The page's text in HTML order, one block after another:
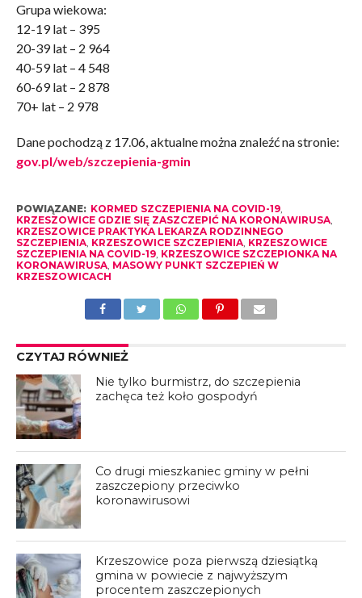
Grupa wiekowa:
12-19 lat – 395
20-39 lat – 2 964
40-59 lat – 4 548
60-69 lat – 2 878
70+ lat – 2 978
Dane pochodzą z 17.06, aktualne można znaleźć na stronie:
gov.pl/web/szczepienia-gmin
POWIĄZANE: KORMED SZCZEPIENIA NA COVID-19,
KRZESZOWICE GDZIE SIĘ ZASZCZEPIĆ NA KORONAWIRUSA,
KRZESZOWICE PRAKTYKA LEKARZA RODZINNEGO
SZCZEPIENIA, KRZESZOWICE SZCZEPIENIA, KRZESZOWICE
SZCZEPIENIA NA COVID-19, KRZESZOWICE SZCZEPIONKA NA
KORONAWIRUSA, MASOWY PUNKT SZCZEPIEŃ W
KRZESZOWICACH
CZYTAJ RÓWNIEŻ
Nie tylko burmistrz, do szczepienia
zachęca też koło gospodyń
Co drugi mieszkaniec gminy w pełni
zaszczepiony przeciwko
koronawirusowi
Krzeszowice poza pierwszą dziesiątką
gmina w powiecie z najwyższym
procentem zaszczepionych